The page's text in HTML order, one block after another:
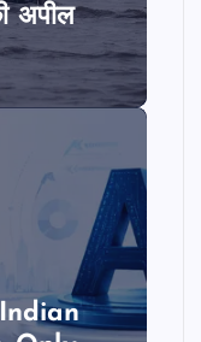
अपील